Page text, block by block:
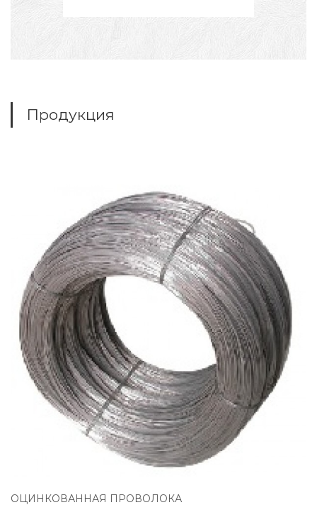
Продукция
ОЦИНКОВАННАЯ ПРОВОЛОКА